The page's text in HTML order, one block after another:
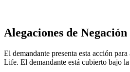
Alegaciones de
El demandante presenta esta acción
Life. El demandante está cubierto bajo